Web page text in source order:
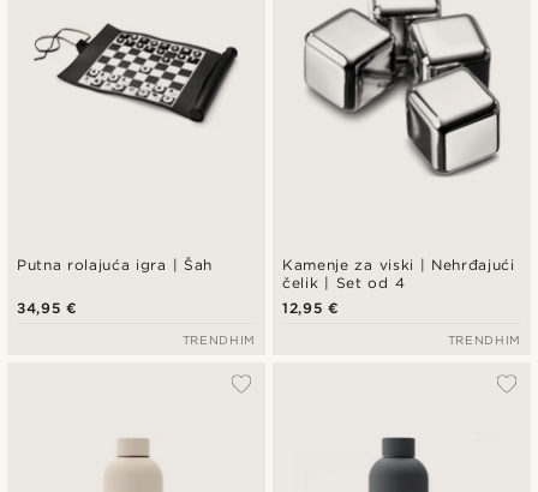
Putna rolajuća igra | Šah
34,95 €
TRENDHIM
Kamenje za viski | Nehrđajući
čelik | Set od 4
12,95 €
TRENDHIM